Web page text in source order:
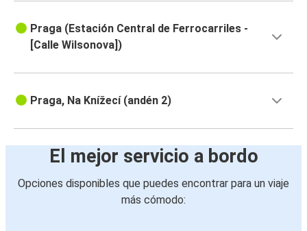
Praga (Estación Central de Ferrocarriles -
[Calle Wilsonova])
Praga, Na Knížecí (andén 2)
El mejor servicio a bordo
Opciones disponibles que puedes encontrar para un viaje
más cómodo: